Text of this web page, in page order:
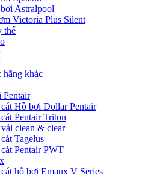
Astralpool
Victoria Plus Silent
thế
hãng khác
Pentair
Hồ bơi Dollar Pentair
Pentair Triton
clean & clear
Tagelus
Pentair PWT
hồ bơi Emaux V Series